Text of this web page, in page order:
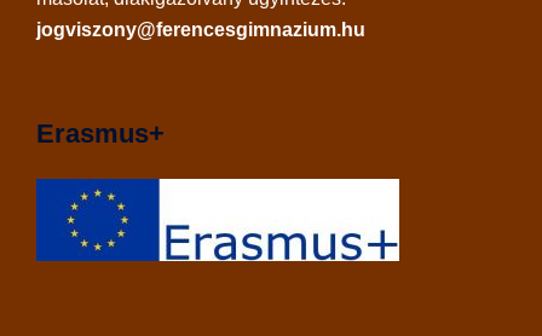
jogviszony@ferencesgimnazium.hu
Erasmus+